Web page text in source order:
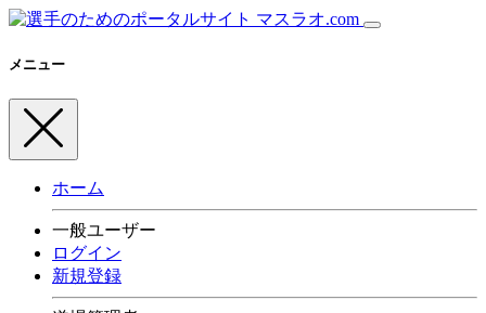
メニュー
ホーム
一般ユーザー
ログイン
新規登録